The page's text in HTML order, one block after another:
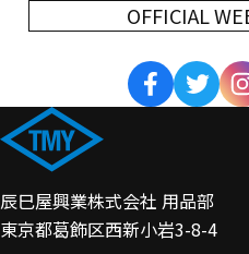
OFFICIAL
辰巳屋興業株式会社 用品部
東京都葛飾区西新小岩3-8-4